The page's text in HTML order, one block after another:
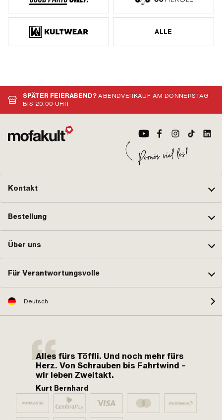
ALLE
SPÄTER FEIERABEND?ABENDVERKAUF AM DONNERSTAG
BIS 20:00 UHR
Kontakt
Bestellung
Über uns
Für Verantwortungsvolle
Deutsch
Alles fürs Töffli. Und noch mehr fürs
Herz. Von Schrauben bis Fahrtwind –
wir leben Zweitakt.
Kurt Bernhard